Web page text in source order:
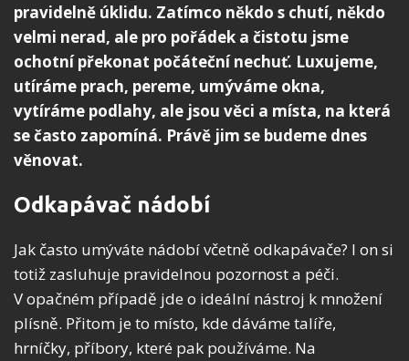
pravidelně úklidu. Zatímco někdo s chutí, někdo
velmi nerad, ale pro pořádek a čistotu jsme
ochotní překonat počáteční nechuť. Luxujeme,
utíráme prach, pereme, umýváme okna,
vytíráme podlahy, ale jsou věci a místa, na která
se často zapomíná. Právě jim se budeme dnes
věnovat.
Odkapávač nádobí
Jak často umýváte nádobí včetně odkapávače? I on si
totiž zasluhuje pravidelnou pozornost a péči.
V opačném případě jde o ideální nástroj k množení
plísně. Přitom je to místo, kde dáváme talíře,
hrníčky, příbory, které pak používáme. Na